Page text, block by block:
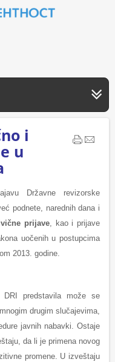
i
u
Državne revizorske
podnete, narednih dana i
prijave, kao i prijave
uočenih u postupcima
2013. godine.
predstavila može se
drugim slučajevima,
javnih nabavki. Ostaje
da li je primena novog
promene. U izveštaju